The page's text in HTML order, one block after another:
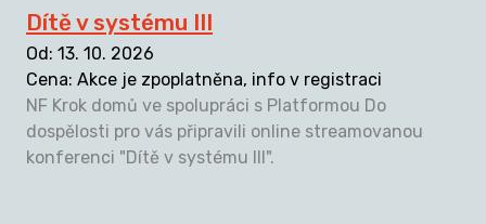
Dítě v systému III
Od: 13. 10. 2026
Cena: Akce je zpoplatněna, info v registraci
NF Krok domů ve spolupráci s Platformou Do
dospělosti pro vás připravili online streamovanou
konferenci "Dítě v systému III".